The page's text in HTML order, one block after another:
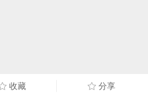
收藏 分享